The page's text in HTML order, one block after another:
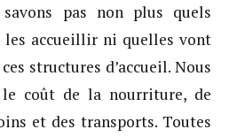
savons pas non plus quels
accueillir ni quelles vont
structures d’accueil. Nous
le coût de la nourriture, de
et des transports. Toutes